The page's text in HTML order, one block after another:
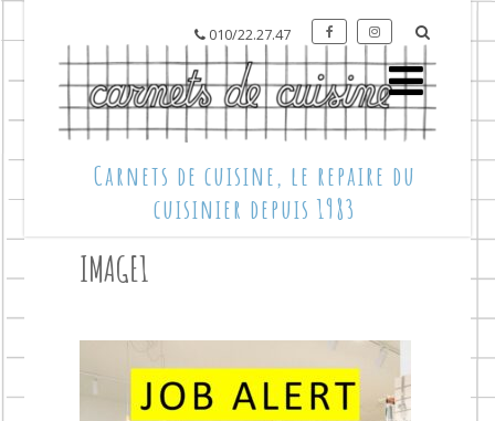
010/22.27.47
Carnets de cuisine, le repaire du
cuisinier depuis 1983
IMAGE1